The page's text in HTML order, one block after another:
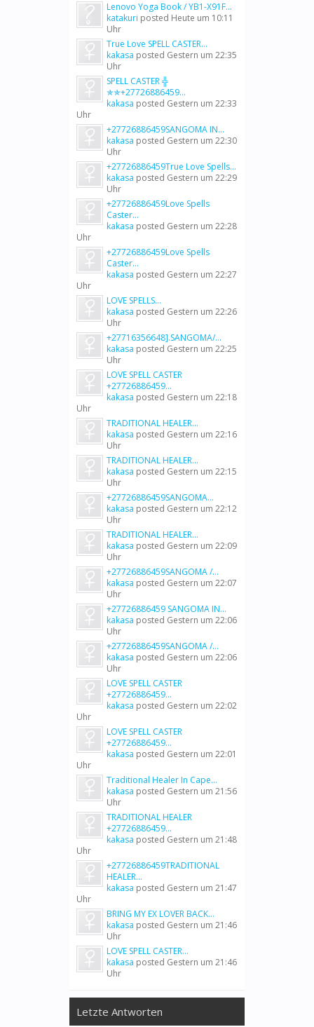
Lenovo Yoga Book / YB1-X91F...
katakuri posted Heute um 10:11
Uhr
True Love SPELL CASTER...
kakasa posted Gestern um 22:35
Uhr
SPELL CASTER ╬
✯✯+27726886459...
kakasa posted Gestern um 22:33
Uhr
+27726886459SANGOMA IN...
kakasa posted Gestern um 22:30
Uhr
+27726886459True Love Spells...
kakasa posted Gestern um 22:29
Uhr
+27726886459Love Spells
Caster...
kakasa posted Gestern um 22:28
Uhr
+27726886459Love Spells
Caster...
kakasa posted Gestern um 22:27
Uhr
LOVE SPELLS...
kakasa posted Gestern um 22:26
Uhr
+27716356648].SANGOMA/...
kakasa posted Gestern um 22:25
Uhr
LOVE SPELL CASTER
+27726886459...
kakasa posted Gestern um 22:18
Uhr
TRADITIONAL HEALER...
kakasa posted Gestern um 22:16
Uhr
TRADITIONAL HEALER...
kakasa posted Gestern um 22:15
Uhr
+27726886459SANGOMA...
kakasa posted Gestern um 22:12
Uhr
TRADITIONAL HEALER...
kakasa posted Gestern um 22:09
Uhr
+27726886459SANGOMA /...
kakasa posted Gestern um 22:07
Uhr
+27726886459 SANGOMA IN...
kakasa posted Gestern um 22:06
Uhr
+27726886459SANGOMA /...
kakasa posted Gestern um 22:06
Uhr
LOVE SPELL CASTER
+27726886459...
kakasa posted Gestern um 22:02
Uhr
LOVE SPELL CASTER
+27726886459...
kakasa posted Gestern um 22:01
Uhr
Traditional Healer In Cape...
kakasa posted Gestern um 21:56
Uhr
TRADITIONAL HEALER
+27726886459...
kakasa posted Gestern um 21:48
Uhr
+27726886459TRADITIONAL
HEALER...
kakasa posted Gestern um 21:47
Uhr
BRING MY EX LOVER BACK...
kakasa posted Gestern um 21:46
Uhr
LOVE SPELL CASTER...
kakasa posted Gestern um 21:46
Uhr
Letzte Antworten